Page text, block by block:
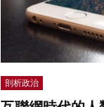
剖析政治